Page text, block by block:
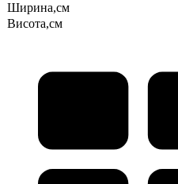
Ширина,см
Висота,см